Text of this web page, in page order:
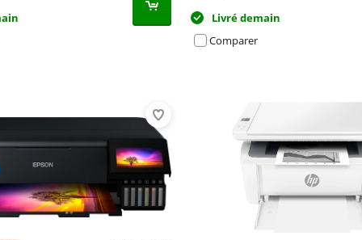
Livré demain
Comparer